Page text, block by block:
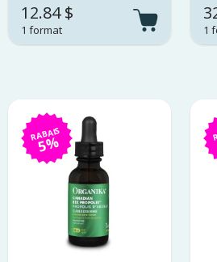
12.84 $
1 format 1
RABAIS
5%